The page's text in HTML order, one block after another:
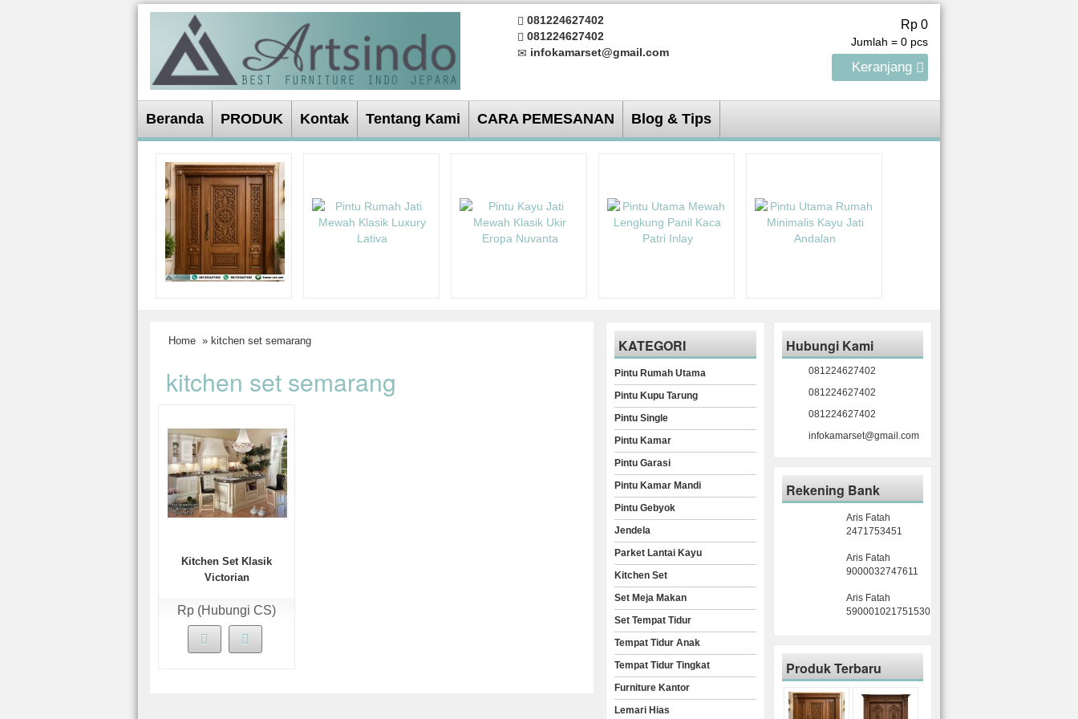
081224627402
081224627402
infokamarset@gmail.com
Rp 0
Jumlah = 0pcs
Keranjang
Beranda PRODUK Kontak Tentang Kami CARA PEMESANAN Blog & Tips
Home » kitchen set semarang
kitchen set semarang
Kitchen Set Klasik
Victorian
Rp (Hubungi CS)
KATEGORI
Pintu Rumah Utama
Pintu Kupu Tarung
Pintu Single
Pintu Kamar
Pintu Garasi
Pintu Kamar Mandi
Pintu Gebyok
Jendela
Parket Lantai Kayu
Kitchen Set
Set Meja Makan
Set Tempat Tidur
Tempat Tidur Anak
Tempat Tidur Tingkat
Furniture Kantor
Lemari Hias
Hubungi Kami
081224627402
081224627402
081224627402
infokamarset@gmail.com
Rekening Bank
Aris Fatah
2471753451
Aris Fatah
9000032747611
Aris Fatah
590001021751530
Produk Terbaru